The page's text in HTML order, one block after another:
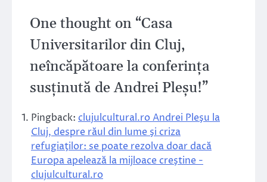
One thought on “Casa
Universitarilor din Cluj,
neîncăpătoare la conferința
susținută de Andrei Pleșu!”
Pingback: clujulcultural.ro Andrei Pleşu la
Cluj, despre răul din lume şi criza
refugiaţilor: se poate rezolva doar dacă
Europa apelează la mijloace creştine -
clujulcultural.ro